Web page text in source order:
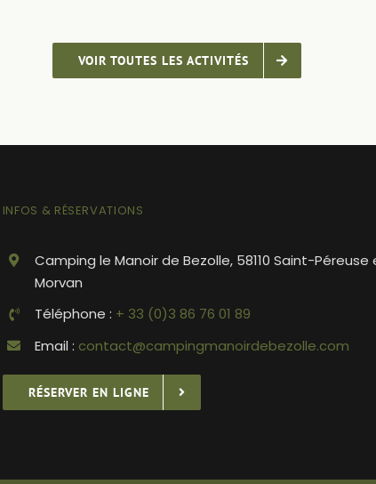
VOIR TOUTES LES ACTIVITÉS
INFOS & RÉSERVATIONS
Camping le Manoir de Bezolle, 58110 Saint-Péreuse
Morvan
Téléphone : + 33 (0)3 86 76 01 89
Email : contact@campingmanoirdebezolle.com
RÉSERVER EN LIGNE